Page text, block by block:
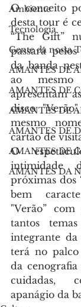
Ambiente
Tecnologia
Gente da nossa
AMANTES DE
AMANTES DE
AMANTES DE
AMANTES DE
AMANTES DE
AMANTES DA
O conceito
desta tour é
“The Gift”
passará
da banda
ao
apresentam
disco
mesmo
cartão de
O
intimidade
próximas dos
bem
"Verão”
tantos
integrante
terá no palco
da
cuidadas,
apanágio da